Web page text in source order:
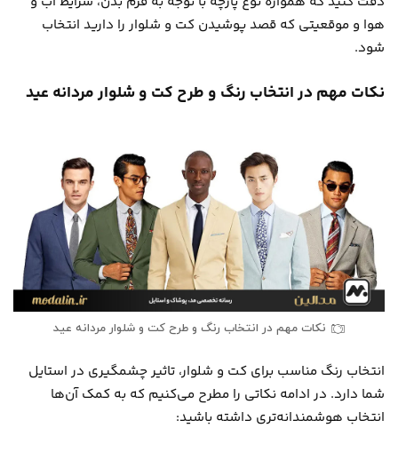
هوا و موقعیتی که قصد پوشیدن کت و شلوار را دارید انتخاب
شود.
نکات مهم در انتخاب رنگ و طرح کت و شلوار مردانه عید
نکات مهم در انتخاب رنگ و طرح کت و شلوار مردانه عید
انتخاب رنگ مناسب برای کت و شلوار، تاثیر چشمگیری در استایل
شما دارد. در ادامه نکاتی را مطرح می‌کنیم که به کمک آن‌ها
انتخاب هوشمندانه‌تری داشته باشید: